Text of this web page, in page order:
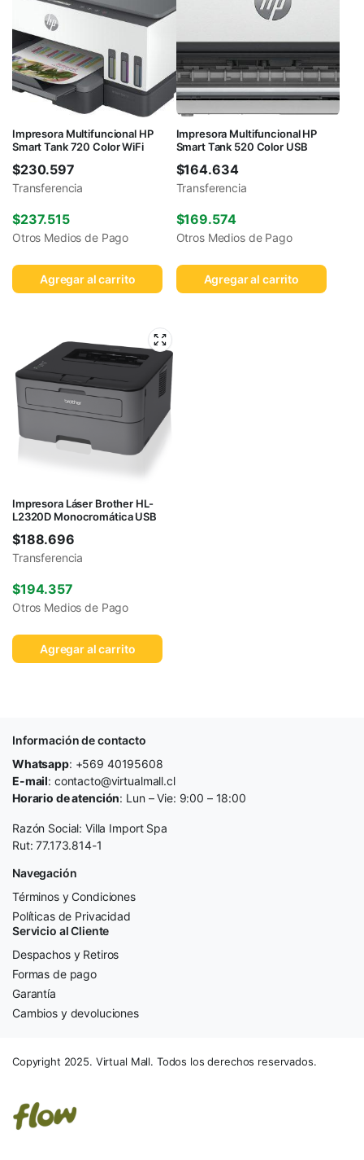
Impresora Multifuncional HP
Smart Tank 720 Color WiFi
$230.597
Transferencia
$237.515
Otros Medios de Pago
Agregar al carrito
Impresora Multifuncional HP
Smart Tank 520 Color USB
$164.634
Transferencia
$169.574
Otros Medios de Pago
Agregar al carrito
Impresora Láser Brother HL-
L2320D Monocromática USB
$188.696
Transferencia
$194.357
Otros Medios de Pago
Agregar al carrito
Información de contacto
Whatsapp: +569 40195608
E-mail: contacto@virtualmall.cl
Horario de atención: Lun – Vie: 9:00 – 18:00
Razón Social: Villa Import Spa
Rut: 77.173.814-1
Navegación
Términos y Condiciones
Políticas de Privacidad
Servicio al Cliente
Despachos y Retiros
Formas de pago
Garantía
Cambios y devoluciones
Copyright 2025. Virtual Mall. Todos los derechos reservados.